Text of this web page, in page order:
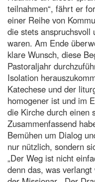
teilnahmen“, fährt er
einer Reihe von
die stets anspruchsvoll
waren. Am Ende
klare Wunsch, diese
Pastoraljahr
Isolation
Katechese und der
homogener ist und im
die Kirche durch einen
Zusammenfassend
Bemühen um Dialog
nur nützlich, sondern
„Der Weg ist nicht
denn das, was